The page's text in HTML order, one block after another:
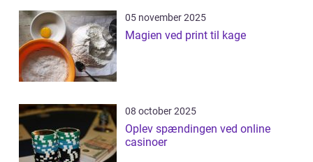
05 november 2025
Magien ved print til kage
08 october 2025
Oplev spændingen ved online
casinoer